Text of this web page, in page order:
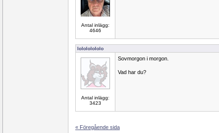
Antal inlägg:
4646
lolololololo
Antal inlägg:
3423
Sovmorgon i morgon.
Vad har du?
« Föregående sida